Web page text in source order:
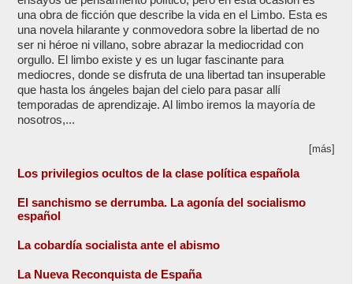
una obra de ficción que describe la vida en el Limbo. Esta es
una novela hilarante y conmovedora sobre la libertad de no
ser ni héroe ni villano, sobre abrazar la mediocridad con
orgullo. El limbo existe y es un lugar fascinante para
mediocres, donde se disfruta de una libertad tan insuperable
que hasta los ángeles bajan del cielo para pasar allí
temporadas de aprendizaje. Al limbo iremos la mayoría de
nosotros,...
[más]
Los privilegios ocultos de la clase política española
El sanchismo se derrumba. La agonía del socialismo
español
La cobardía socialista ante el abismo
La Nueva Reconquista de España